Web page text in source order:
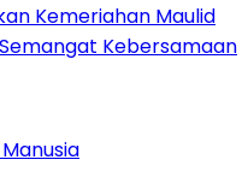
Kemeriahan Maulid
Kebersamaan